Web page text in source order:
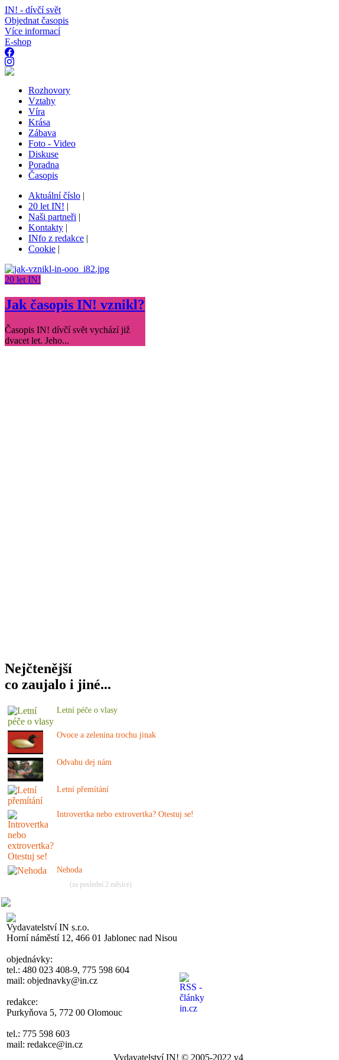
IN! - dívčí svět
Objednat časopis
Více informací
E-shop
Rozhovory
Vztahy
Víra
Krása
Zábava
Foto - Video
Diskuse
Poradna
Časopis
Aktuální číslo |
20 let IN! |
Naši partneři |
Kontakty |
INfo z redakce |
Cookie |
20 let IN!
Jak časopis IN! vznikl?
Časopis IN! dívčí svět vychází již
dvacet let. Jeho...
Nejčtenější
co zaujalo i jiné...
Letní péče o vlasy
Ovoce a zelenina trochu jinak
Odvahu dej nám
Letní přemítání
Introvertka nebo extrovertka? Otestuj se!
Nehoda
(za poslední 2 měsíce)
Vydavatelství IN s.r.o.
Horní náměstí 12, 466 01 Jablonec nad Nisou
objednávky:
tel.: 480 023 408-9, 775 598 604
mail: objednavky@in.cz
redakce:
Purkyňova 5, 772 00 Olomouc
tel.: 775 598 603
mail: redakce@in.cz
Vydavatelství IN! © 2005-2022 v4